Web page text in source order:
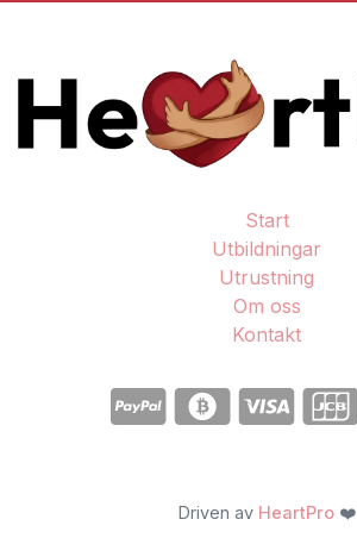
Start
Utbildningar
Utrustning
Om oss
Kontakt
Driven av HeartPro❤️